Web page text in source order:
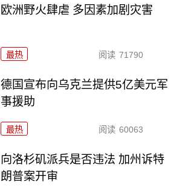
欧洲野火肆虐 多因素加剧灾害
最热 阅读 71790
德国宣布向乌克兰提供5亿美元军
事援助
最热 阅读 60063
向洛杉矶派兵是否违法 加州诉特
朗普案开审